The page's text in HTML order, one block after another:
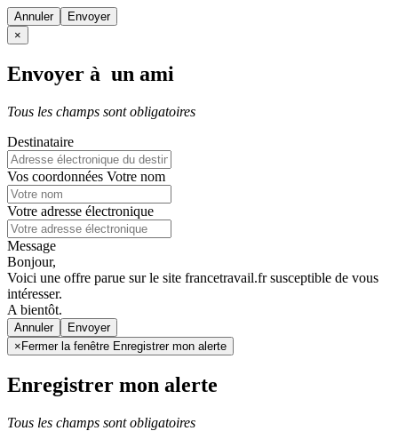
Annuler
×
Envoyer à un ami
Tous les champs sont obligatoires
Destinataire
Vos coordonnées Votre nom
Votre adresse électronique
Message
Bonjour,
Voici une offre parue sur le site francetravail.fr susceptible de vous
intéresser.
A bientôt.
Annuler
× Fermer la fenêtre Enregistrer mon alerte
Enregistrer mon alerte
Tous les champs sont obligatoires